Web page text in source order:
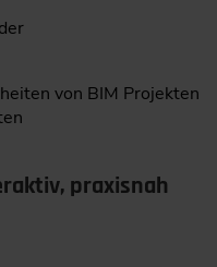
von BIM Projekten
praxisnah